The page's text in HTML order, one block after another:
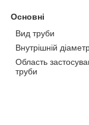
Основні
Вид труби
Внутрішній
Область
труби